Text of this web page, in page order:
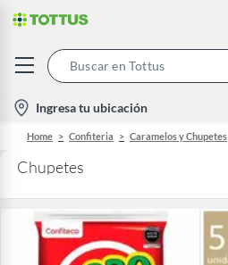
location-
icon
Ingresa tu ubicación
Home Confiteria Caramelos y Chupetes
Chupetes